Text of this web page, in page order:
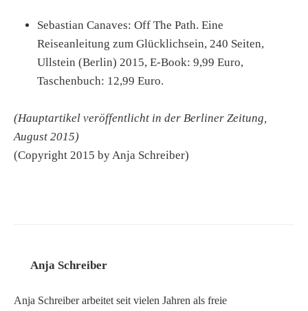
Sebastian Canaves: Off The Path. Eine
Reiseanleitung zum Glücklichsein, 240 Seiten,
Ullstein (Berlin) 2015, E-Book: 9,99 Euro,
Taschenbuch: 12,99 Euro.
(Hauptartikel veröffentlicht in der Berliner Zeitung,
August 2015)
(Copyright 2015 by Anja Schreiber)
Anja Schreiber
Anja Schreiber arbeitet seit vielen Jahren als freie